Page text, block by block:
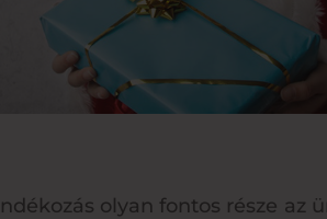
olyan fontos része az